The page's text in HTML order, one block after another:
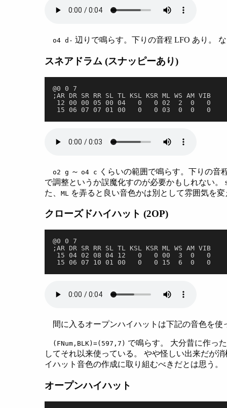
o4 d- 辺りで鳴らす。下りの音程 LFO あり。
スネアドラム (スナッピーあり)
@0 0 7
;AR DR SR RR SL TL KSL KSR ML WS AM VIB
12 00 00 05 00 04   0   0 02  2  0   0
15 06 07 07 01 00   0   0 03  0  0   0
o2 g ～o4 c くらいの範囲で鳴らす。下りの音
で調整というか誤魔化すのが必要かもしれない。
た、ML を弄ると良い音色かは別として雰囲気を
クローズドハイハット (2OP)
@0 0 7
;AR DR SR RR SL TL KSL KSR ML WS AM VIB
15 04 02 08 04 12   0   0 00  3  0   0
15 06 07 10 01 00   0   0 15  6  0   0
間に入るオープンハイハットは下記の音色を使
(FNum,BLK)=(597,7) で鳴らす。 大分昔に作っ
してそれ以来使っている。 やや怪しい出来だが
イハット音色の作成に取り組むべきだとは思う。
オープンハイハット